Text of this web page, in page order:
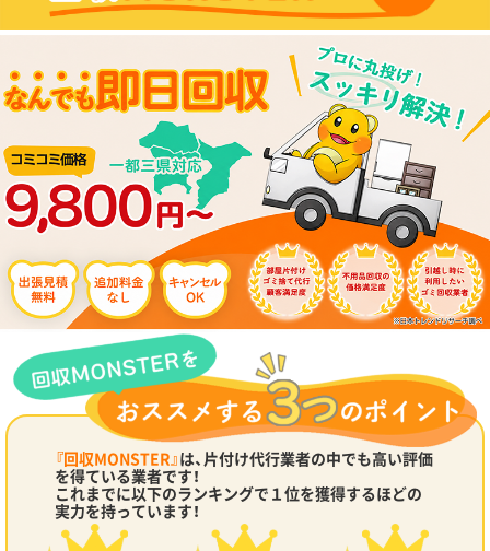
『回収MONSTER』は、片付け代行業者の中でも高い評価
を得ている業者です！
これまでに以下のランキングで１位を獲得するほどの
実力を持っています！